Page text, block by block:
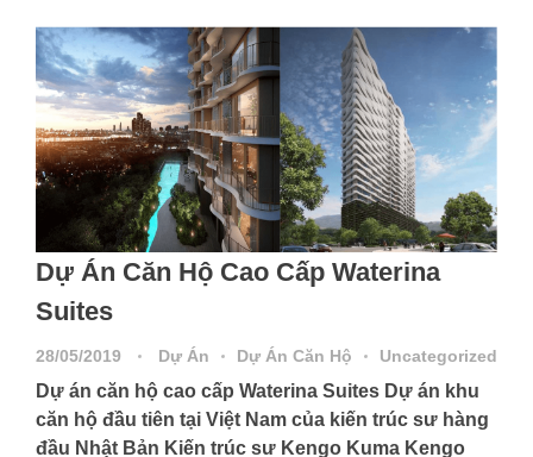
Dự Án Căn Hộ Cao Cấp Waterina
Suites
28/05/2019 Dự Án Dự Án Căn Hộ Uncategorized
Dự án căn hộ cao cấp Waterina Suites Dự án khu
căn hộ đầu tiên tại Việt Nam của kiến trúc sư hàng
đầu Nhật Bản Kiến trúc sư Kengo Kuma Kengo